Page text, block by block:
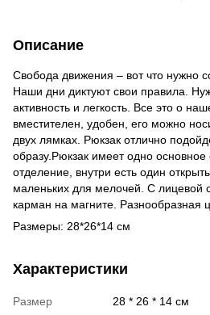
Описание
Свобода движения – вот что нужно
Наши дни диктуют свои правила.
активность и легкость. Все это о
вместителен, удобен, его можно
двух лямках. Рюкзак отлично
образу.Рюкзак имеет одно
отделение, внутри есть один
маленьких для мелочей. С лицевой
карман на магните. Разнообразная
Размеры: 28*26*14 см
Характеристики
Размер
28 * 26 * 14 см